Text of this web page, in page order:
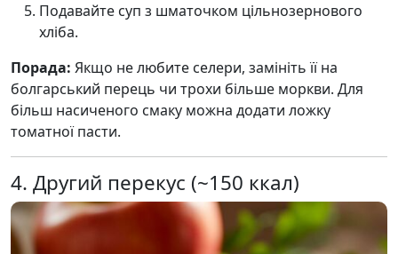
Подавайте суп з шматочком цільнозернового
хліба.
Порада: Якщо не любите селери, замініть її на
болгарський перець чи трохи більше моркви. Для
більш насиченого смаку можна додати ложку
томатної пасти.
4. Другий перекус (~150 ккал)